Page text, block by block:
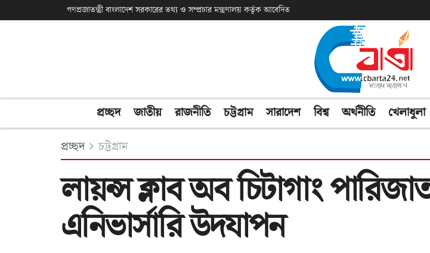
গণপ্রজাতন্ত্রী বাংলাদেশ সরকারের তথ্য ও সম্প্রচার মন্ত্রণালয় কর্তৃক আবেদিত
প্রচ্ছদ জাতীয় রাজনীতি চট্টগ্রাম সারাদেশ বিশ্ব অর্থনীতি খেলাধুলা
প্রচ্ছদ চট্টগ্রাম
লায়ন্স ক্লাব অব চিটাগাং
এনিভার্সারি উদযাপন